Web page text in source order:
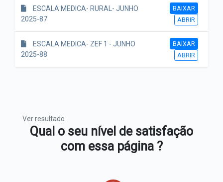
ESCALA MEDICA- RURAL- JUNHO
2025-87
BAIXAR
ABRIR
ESCALA MEDICA- ZEF 1 - JUNHO
2025-88
BAIXAR
ABRIR
Ver resultado
Qual o seu nível de satisfação
com essa página ?